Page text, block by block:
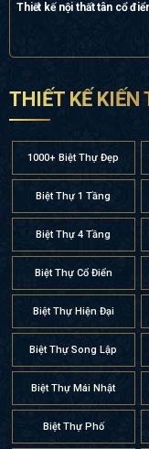
Thiết kế nội thất tân cổ
THIẾT KẾ KIẾN
1000+ Biệt Thự Đẹp
Biệt Thự 1 Tầng
Biệt Thự 4 Tầng
Biệt Thự Cổ Điển
Biệt Thự Hiện Đại
Biệt Thự Song Lập
Biệt Thự Mái Nhật
Biệt Thự Phố